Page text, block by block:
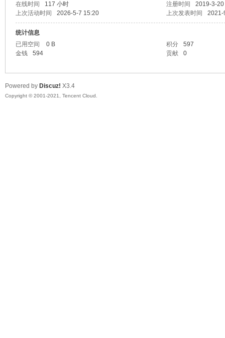
微
在线时间
117 小时 注册时间
2019-3-
上次活动时间
2026-5-7 15:20 上次发表时间 2021-
统计信息
已用空间
0 B 积分
597
金钱
594 贡献 0
Powered by Discuz! X3.4
Copyright © 2001-2021, Tencent Cloud.